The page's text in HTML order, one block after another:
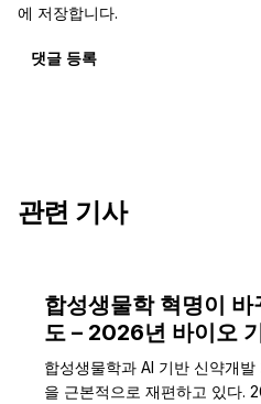
에 저장합니다.
댓글 등록
관련 기사
합성생물학 혁명이
도 – 2026년 바이오
합성생물학과 AI 기반 신약개
을 근본적으로 재편하고 있다.